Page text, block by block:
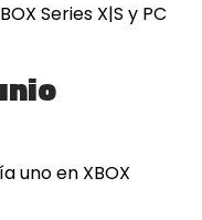
Series X|S y PC
uno en XBOX